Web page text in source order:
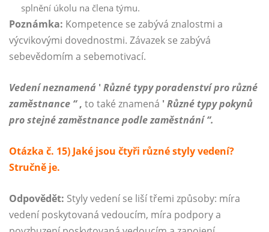
splnění úkolu na člena týmu.
Poznámka: Kompetence se zabývá znalostmi a
výcvikovými dovednostmi. Závazek se zabývá
sebevědomím a sebemotivací.
Vedení neznamená 'Různé typy poradenství pro různé
zaměstnance “, to také znamená 'Různé typy pokynů
pro stejné zaměstnance podle zaměstnání “.
Otázka č. 15) Jaké jsou čtyři různé styly vedení?
Stručně je.
Odpovědět: Styly vedení se liší třemi způsoby: míra
vedení poskytovaná vedoucím, míra podpory a